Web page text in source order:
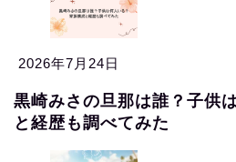
2026年7月24日
黒崎みさの旦那は誰？子供
と経歴も調べてみた